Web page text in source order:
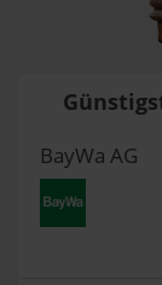
BayWa AG